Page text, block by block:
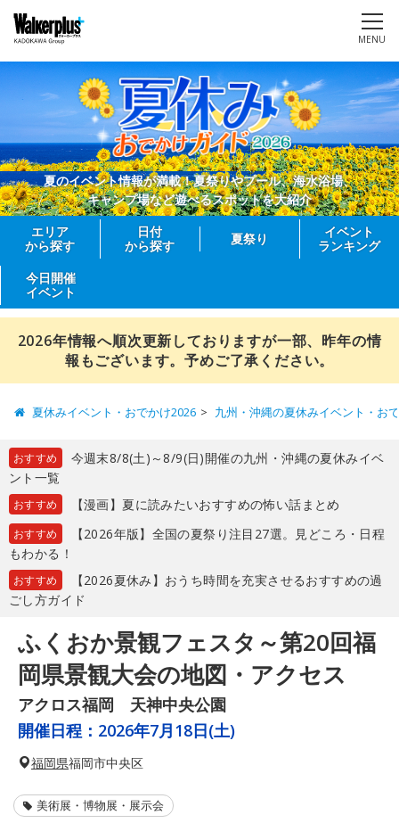
MENU
夏のイベント情報が満載！夏祭りやプール、海水浴場、
キャンプ場など遊べるスポットを大紹介
エリア
から探す
日付
から探す
夏祭り
イベント
ランキング
今日開催
イベント
2026年情報へ順次更新しておりますが一部、昨年の情
報もございます。予めご了承ください。
夏休みイベント・おでかけ2026 九州・沖縄の夏休みイベント・お
おすすめ
今週末8/8(土)～8/9(日)開催の九州・沖縄の夏休みイベ
ント一覧
おすすめ 【漫画】夏に読みたいおすすめの怖い話まとめ
おすすめ
【2026年版】全国の夏祭り注目27選。見どころ・日程
もわかる！
おすすめ
【2026夏休み】おうち時間を充実させるおすすめの過
ごし方ガイド
ふくおか景観フェスタ～第20回福
岡県景観大会の地図・アクセス
アクロス福岡 天神中央公園
開催日程： 2026年7月18日(土)
福岡県福岡市中央区
美術展・博物展・展示会